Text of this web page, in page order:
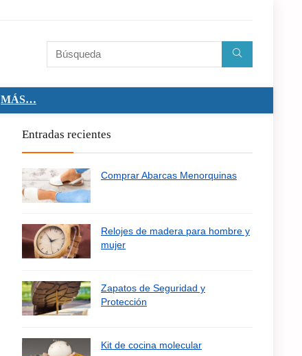
MÁS…
Entradas recientes
Comprar Abarcas Menorquinas
Relojes de madera para hombre y
mujer
Zapatos de Seguridad y
Protección
Kit de cocina molecular